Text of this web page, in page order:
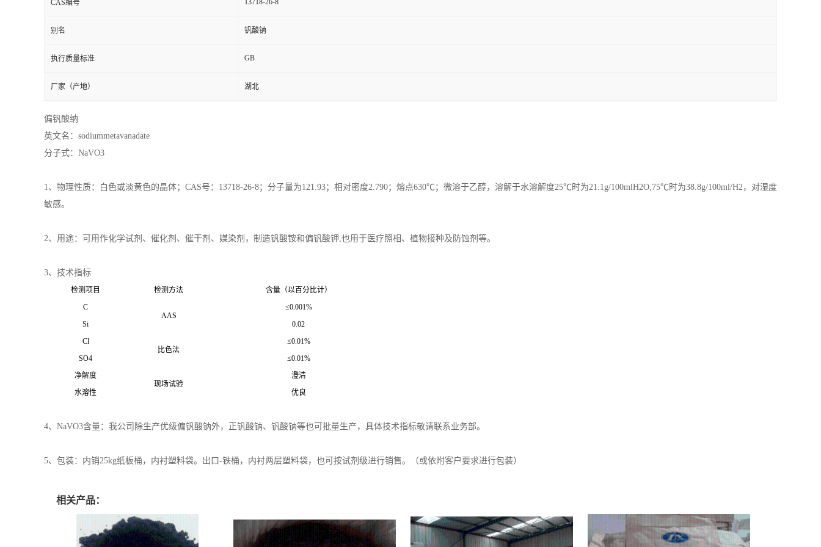
CAS编号 13718-26-8
别名 钒酸钠
执行质量标准 GB
厂家（产地） 湖北
偏钒酸纳
英文名：sodiummetavanadate
分子式：NaVO3
1、物理性质：白色或淡黄色的晶体；CAS号：13718-26-8；分子量为121.93；相对密度2.790；熔点630℃；微溶于乙醇，溶解于水溶解度25℃时为21.1g/100mlH2O,75℃时为38.8g/100ml/H2，对湿度
敏感。
2、用途：可用作化学试剂、催化剂、催干剂、媒染剂，制造钒酸铵和偏钒酸钾,也用于医疗照相、植物接种及防蚀剂等。
3、技术指标
检测项目 检测方法
含量（以百分比计）
C
AAS
≤0.001%
Si
0.02
Cl
比色法
≤0.01%
SO4
≤0.01%
净解度
现场试验
澄清
水溶性
优良
4、NaVO3含量：我公司除生产优级偏钒酸钠外，正钒酸钠、钒酸钠等也可批量生产，具体技术指标敬请联系业务部。
5、包装：内销25kg纸板桶，内衬塑料袋。出口-铁桶，内衬两层塑料袋，也可按试剂级进行销售。（或依附客户要求进行包装）
相关产品：